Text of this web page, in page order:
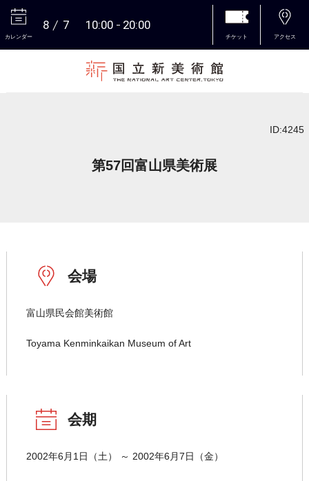
カレンダー
8 7 10:00 20:00
チケット アクセス
ID:4245
第57回富山県美術展
会場
富山県民会館美術館
Toyama Kenminkaikan Museum of Art
会期
2002年6月1日（土） ～ 2002年6月7日（金）